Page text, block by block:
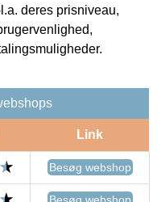
deres prisniveau,
Link
Besøg webshop